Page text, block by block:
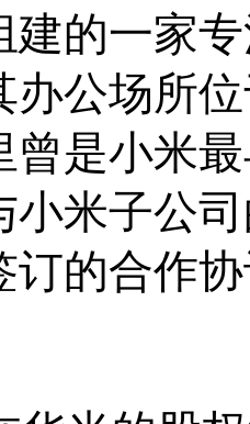
？
，小米的上市
然小米方面一
米估值已传出
业内人士认为
响。
米近日已召开